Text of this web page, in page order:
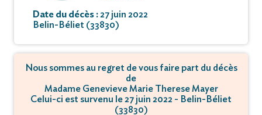
Date du décès :27 juin 2022
Belin-Béliet (33830)
Nous sommes au regret de vous faire part du décès
de
Madame Genevieve Marie Therese Mayer
Celui-ci est survenu le 27 juin 2022 - Belin-Béliet
(33830)